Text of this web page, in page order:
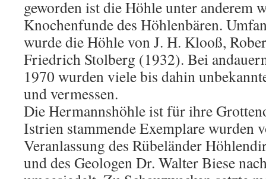
geworden ist die Höhle unter anderem
Knochenfunde des Höhlenbären.
wurde die Höhle von J. H. Klooß,
Friedrich Stolberg (1932). Bei
1970 wurden viele bis dahin
und vermessen.
Die Hermannshöhle ist für ihre
Istrien stammende Exemplare wurden
Veranlassung des Rübeländer
und des Geologen Dr. Walter Biese